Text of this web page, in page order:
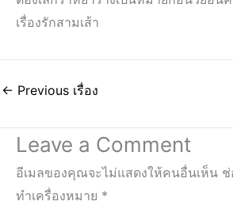
เรื่องรักสามเส้า
← Previous เรื่อง
Leave a Comment
อีเมลของคุณจะไม่แสดงให้คนอื่นเห็น ช่
ทำเครื่องหมาย *